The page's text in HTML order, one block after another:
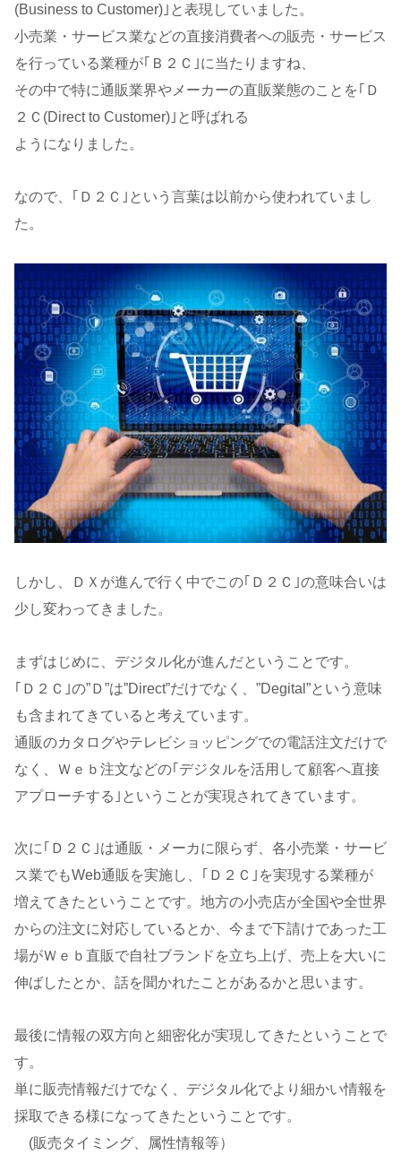
(Business to Customer)｣と表現していました。
小売業・サービス業などの直接消費者への販売・サービス
を行っている業種が｢Ｂ２Ｃ｣に当たりますね、
その中で特に通販業界やメーカーの直販業態のことを｢Ｄ
２Ｃ(Direct to Customer)｣と呼ばれる
ようになりました。
なので、｢Ｄ２Ｃ｣という言葉は以前から使われていまし
た。
しかし、ＤＸが進んで行く中でこの｢Ｄ２Ｃ｣の意味合いは
少し変わってきました。
まずはじめに、デジタル化が進んだということです。
｢Ｄ２Ｃ｣の”Ｄ”は”Direct”だけでなく、”Degital”という意味
も含まれてきていると考えています。
通販のカタログやテレビショッピングでの電話注文だけで
なく、Ｗｅｂ注文などの｢デジタルを活用して顧客へ直接
アプローチする｣ということが実現されてきています。
次に｢Ｄ２Ｃ｣は通販・メーカに限らず、各小売業・サービ
ス業でもWeb通販を実施し、｢Ｄ２Ｃ｣を実現する業種が
増えてきたということです。地方の小売店が全国や全世界
からの注文に対応しているとか、今まで下請けであった工
場がＷｅｂ直販で自社ブランドを立ち上げ、売上を大いに
伸ばしたとか、話を聞かれたことがあるかと思います。
最後に情報の双方向と細密化が実現してきたということで
す。
単に販売情報だけでなく、デジタル化でより細かい情報を
採取できる様になってきたということです。
(販売タイミング、属性情報等）